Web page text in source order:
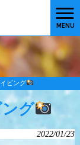
MENU
ビング
グ
2022/01/23